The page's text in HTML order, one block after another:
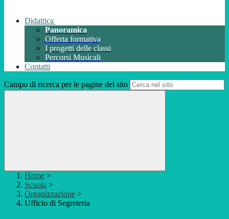
Didattica
Panoramica
Offerta formativa
I progetti delle classi
Percorsi Musicali
Contatti
Campo di ricerca per le pagine del sito
Home >
Scuola >
Organizzazione >
Ufficio di Segreteria